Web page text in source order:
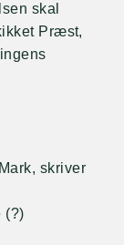
skal
Præst,
skriver
(?)